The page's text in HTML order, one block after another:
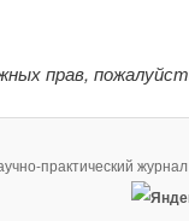
прав,
практический